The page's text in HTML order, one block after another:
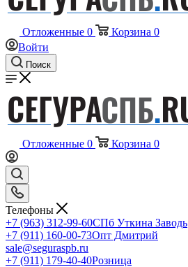
Отложенные 0 Корзина 0
Войти
Поиск
Отложенные 0 Корзина 0
Телефоны
+7 (963) 312-99-60СПб Уткина Заводь
+7 (911) 160-00-73Опт Дмитрий
sale@seguraspb.ru
+7 (911) 179-40-40Розница